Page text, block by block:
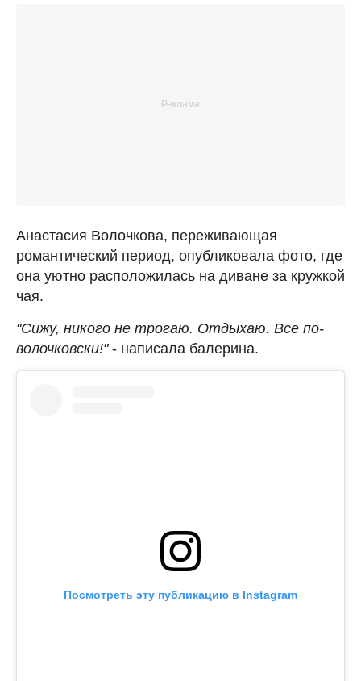
Анастасия Волочкова, переживающая
романтический период, опубликовала фото, где
она уютно расположилась на диване за кружкой
чая.
"Сижу, никого не трогаю. Отдыхаю. Все по-
волочковски!"- написала балерина.
Посмотреть эту публикацию в Instagram